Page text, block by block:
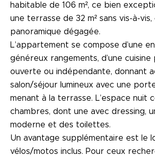
habitable de 106 m², ce bien
une terrasse de 32 m² sans vis-à-
panoramique dégagée.
L’appartement se compose d’une
généreux rangements, d’une
ouverte ou indépendante, donnant
salon/séjour lumineux avec une
menant à la terrasse. L’espace nuit
chambres, dont une avec dressing,
moderne et des toilettes.
Un avantage supplémentaire est le
vélos/motos inclus. Pour ceux